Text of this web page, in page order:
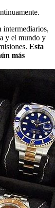
intermediarios,
y el mundo y
Esta
más